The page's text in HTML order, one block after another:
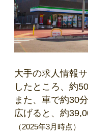
大手の求人情報
したところ、約
また、車で約30
広げると、約
（2025年3月時点）